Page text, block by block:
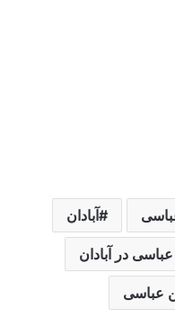
آبادان
در آبادان
عباسی